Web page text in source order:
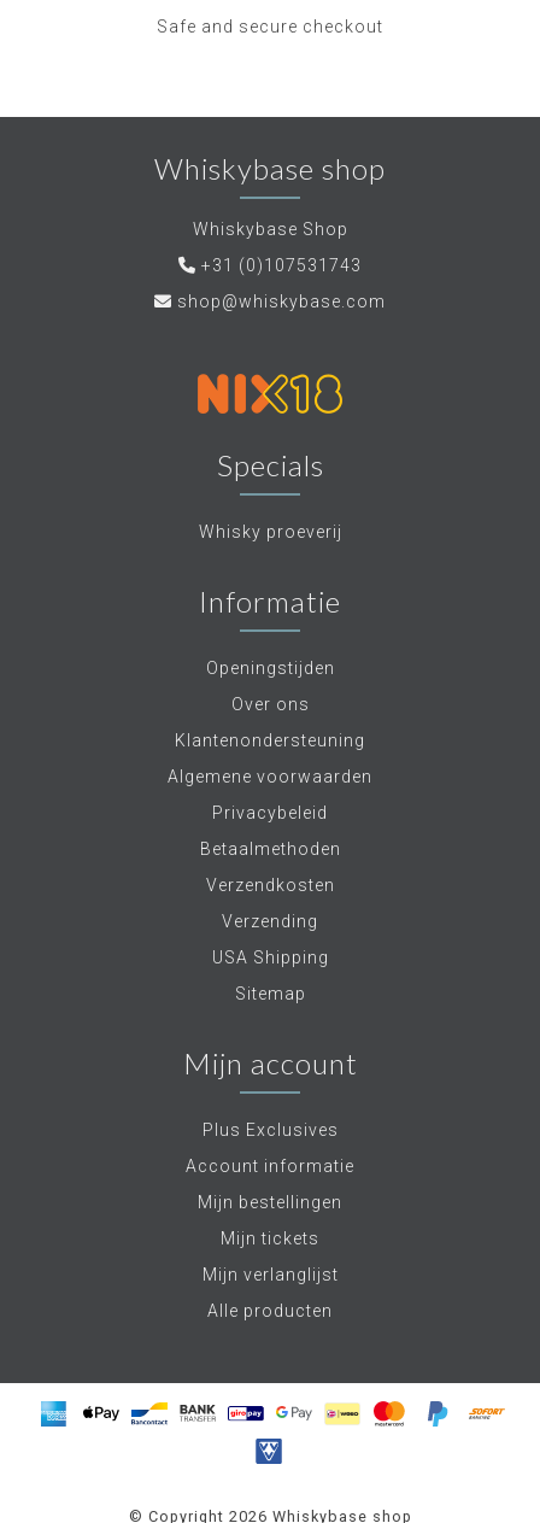
Safe and secure checkout
Whiskybase shop
Whiskybase Shop
+31 (0)107531743
shop@whiskybase.com
Specials
Whisky proeverij
Informatie
Openingstijden
Over ons
Klantenondersteuning
Algemene voorwaarden
Privacybeleid
Betaalmethoden
Verzendkosten
Verzending
USA Shipping
Sitemap
Mijn account
Plus Exclusives
Account informatie
Mijn bestellingen
Mijn tickets
Mijn verlanglijst
Alle producten
© Copyright 2026 Whiskybase shop